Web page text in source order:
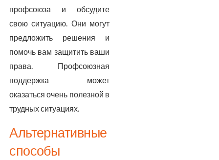
профсоюза и обсудите
свою ситуацию. Они могут
предложить решения и
помочь вам защитить ваши
права. Профсоюзная
поддержка может
оказаться очень полезной в
трудных ситуациях.
Альтернативные
способы